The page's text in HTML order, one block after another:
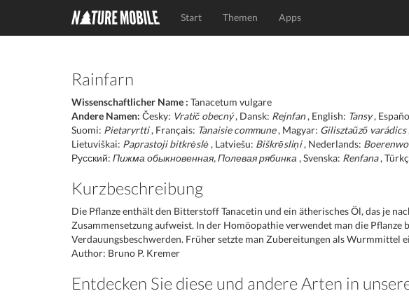
Start Themen Apps
Rainfarn
Wissenschaftlicher Name : Tanacetum vulgare
Andere Namen: Česky: Vratič obecný, Dansk: Rejnfan, English: Tansy,
Suomi: Pietaryrtti, Français: Tanaisie commune, Magyar: Gilisztaűző varádics
Lietuviškai: Paprastoji bitkrėslė , Latviešu: Biškrēsliņi, Nederlands:
Русский: Пижма обыкновенная, Полевая рябинка , Svenska: Renfana,
Kurzbeschreibung
Die Pflanze enthält den Bitterstoff Tanacetin und ein ätherisches Öl, das je
Zusammensetzung aufweist. In der Homöopathie verwendet man die Pflanze
Verdauungsbeschwerden. Früher setzte man Zubereitungen als Wurmmittel
Author: Bruno P. Kremer
Entdecken Sie diese und andere Arten in